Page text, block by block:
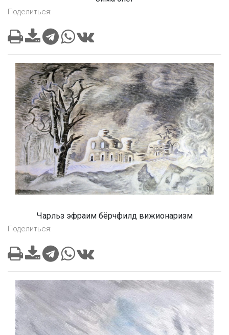
Поделиться:
Чарльз эфраим бёрчфилд вижионаризм
Поделиться: